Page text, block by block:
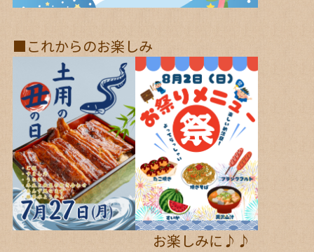
■これからのお楽しみ
お楽しみに♪♪